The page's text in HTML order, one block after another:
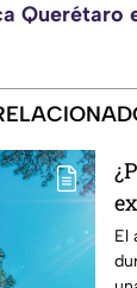
Querétaro
El